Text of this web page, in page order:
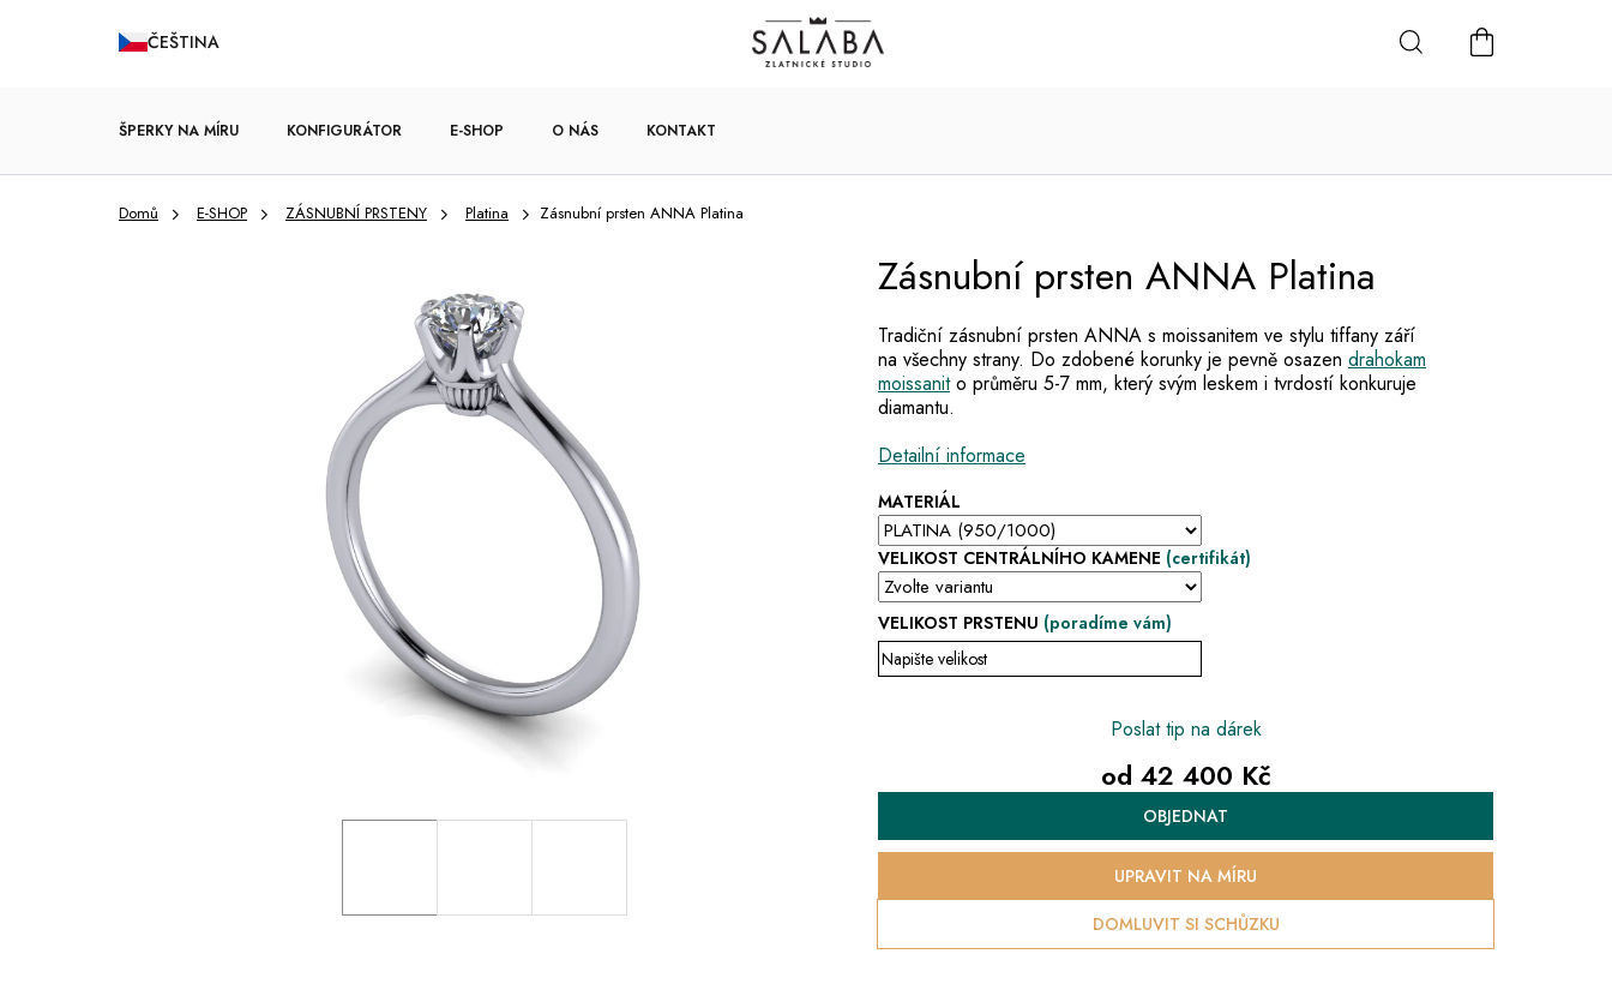
ČEŠTINA
NÁKUPNÍ
ŠPERKY NA MÍRU KONFIGURÁTOR E-SHOP
ZÁSNUBNÍ PRSTENY
O NÁS KONTAKT
Domů E-SHOP ZÁSNUBNÍ PRSTENY Platina Zásnubní prsten ANNA Platina
MATERIÁL
VELIKOST CENTRÁLNÍHO KAMENE (certifikát)
VELIKOST PRSTENU (poradíme vám)
Tradiční zásnubní prsten ANNA s moissanitem ve stylu tiffany září
na všechny strany. Do zdobené korunky je pevně osazen drahokam
moissanito průměru 5-7 mm, který svým leskem i tvrdostí konkuruje
diamantu.
Detailní informace
Zásnubní prsten ANNA Platina
Poslat tip na dárek
od 42 400 Kč
Měrná
cena:
OBJEDNAT
DOMLUVIT SI SCHŮZKU
UPRAVIT NA MÍRU